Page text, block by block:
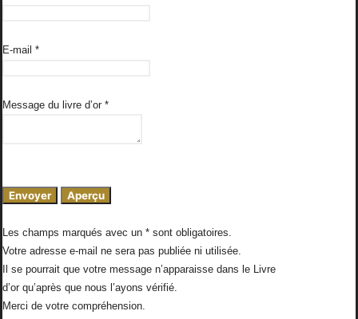
E-mail *
Message du livre d’or *
Les champs marqués avec un * sont obligatoires.
Votre adresse e-mail ne sera pas publiée ni utilisée.
Il se pourrait que votre message n’apparaisse dans le Livre
d’or qu’après que nous l’ayons vérifié.
Merci de votre compréhension.